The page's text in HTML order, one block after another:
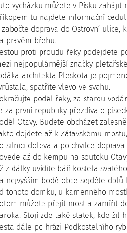
vycházku můžete v Písku
tu najdete informační
zabočte doprava do Ostrovní ulice,
pravém břehu.
proti proudu řeky podejdete
nejpopulárnější značky
architekta Pleskota je
spatříte vlevo ve svahu.
podél řeky, za starou
za první republiky přezdívalo
Otavy. Budete obcházet
dojdete až k Zátavskému
silnici doleva a po chvilce
až do kempu na soutoku
z dálky uvidíte báň kostela
nejvyšším bodě obce sejděte
tohoto domku, u kamenného
můžete přejít most a zamířit
Stojí zde také statek, kde žil
dále po hrázi Podkostelního